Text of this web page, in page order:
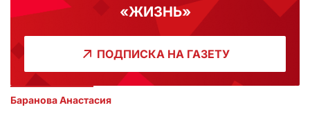
«ЖИЗНЬ»
ПОДПИСКА НА ГАЗЕТУ
Баранова Анастасия